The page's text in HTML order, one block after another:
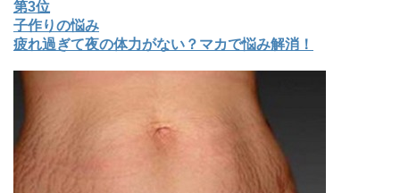
第3位
子作りの悩み
疲れ過ぎて夜の体力がない？マカで悩み解消！